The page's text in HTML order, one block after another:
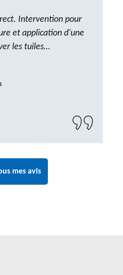
Intervention pour
et application d'une
les tuiles
Très content de la
sans problème"
mes avis